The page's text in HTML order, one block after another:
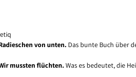
von unten. Das bunte Buch über
mussten flüchten.Was es bedeutet, die